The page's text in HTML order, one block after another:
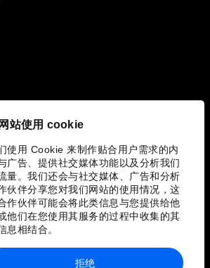
站使用 cookie
使用 Cookie 来制作贴合用户需求的内
广告、提供社交媒体功能以及分析我们
量。我们还会与社交媒体、广告和分析
伙伴分享您对我们网站的使用情况，这
作伙伴可能会将此类信息与您提供给他
他们在您使用其服务的过程中收集的其
息相结合。
拒绝